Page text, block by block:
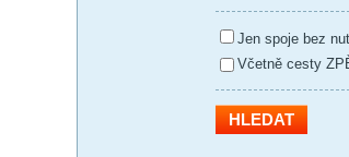
Jen spoje bez
Včetně cesty